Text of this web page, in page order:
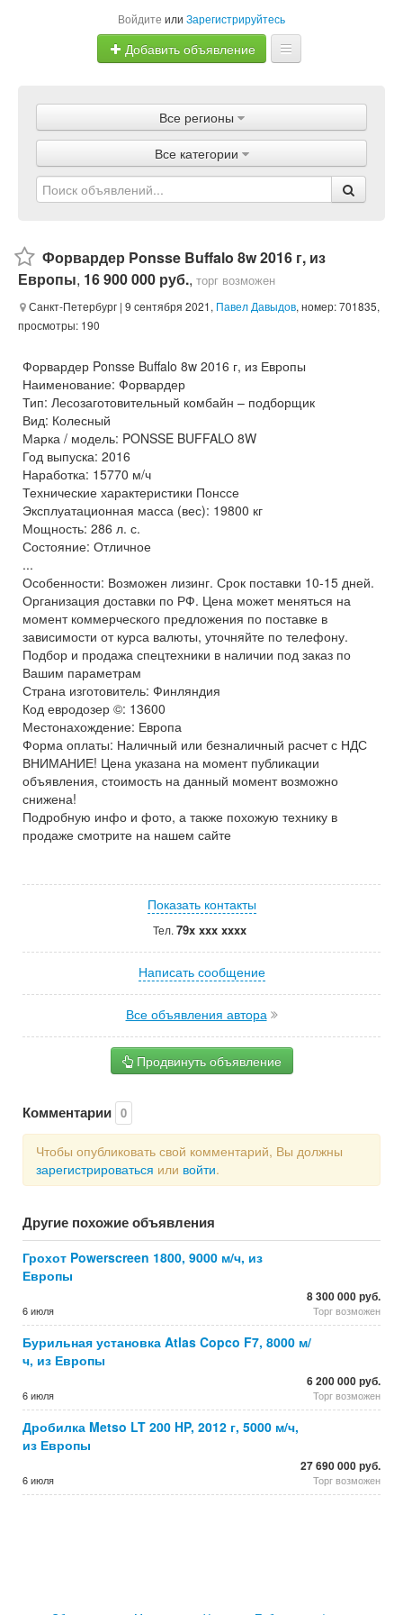
Войдите или Зарегистрируйтесь
Добавить объявление
Объявления
Магазины
Услуги
Все регионы
Все категории
Форвардер Ponsse Buffalo 8w 2016 г, из
Европы, 16 900 000 руб., торг возможен
Санкт-Петербург | 9 сентября 2021, Павел Давыдов, номер: 701835,
просмотры: 190
Форвардер Ponsse Buffalo 8w 2016 г, из Европы
Наименование: Форвардер
Тип: Лесозаготовительный комбайн – подборщик
Вид: Колесный
Марка / модель: PONSSE BUFFALO 8W
Год выпуска: 2016
Наработка: 15770 м/ч
Технические характеристики Понссе
Эксплуатационная масса (вес): 19800 кг
Мощность: 286 л. с.
Состояние: Отличное
...
Особенности: Возможен лизинг. Срок поставки 10-15 дней.
Организация доставки по РФ. Цена может меняться на
момент коммерческого предложения по поставке в
зависимости от курса валюты, уточняйте по телефону.
Подбор и продажа спецтехники в наличии под заказ по
Вашим параметрам
Страна изготовитель: Финляндия
Код евродозер ©: 13600
Местонахождение: Европа
Форма оплаты: Наличный или безналичный расчет с НДС
ВНИМАНИЕ! Цена указана на момент публикации
объявления, стоимость на данный момент возможно
снижена!
Подробную инфо и фото, а также похожую технику в
продаже смотрите на нашем сайте
Показать контакты
Тел. 79x xxx xxxx
Написать сообщение
Все объявления автора
Продвинуть объявление
Комментарии 0
Чтобы опубликовать свой комментарий, Вы должны
зарегистрироваться или войти.
Другие похожие объявления
Грохот Powerscreen 1800, 9000 м/ч, из
Европы
6 июля
8 300 000 руб.
Торг возможен
Бурильная установка Atlas Copco F7, 8000 м/
ч, из Европы
6 июля
6 200 000 руб.
Торг возможен
Дробилка Metso LT 200 HP, 2012 г, 5000 м/ч,
из Европы
6 июля
27 690 000 руб.
Торг возможен